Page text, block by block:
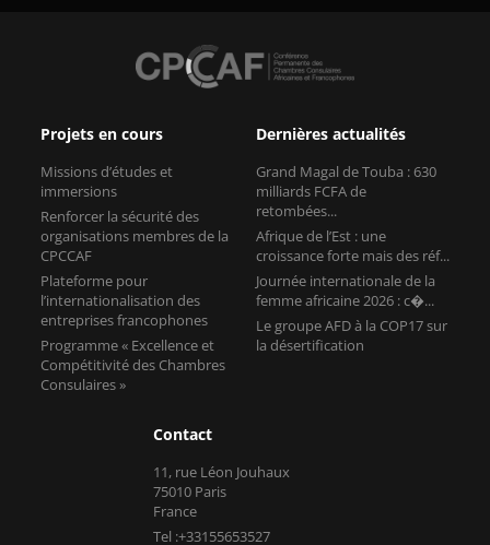
Projets en cours
Missions d’études et
immersions
Renforcer la sécurité des
organisations membres de la
CPCCAF
Plateforme pour
l’internationalisation des
entreprises francophones
Programme « Excellence et
Compétitivité des Chambres
Consulaires »
Dernières actualités
Grand Magal de Touba : 630
milliards FCFA de
retombées...
Afrique de l’Est : une
croissance forte mais des réf...
Journée internationale de la
femme africaine 2026 : c�...
Le groupe AFD à la COP17 sur
la désertification
Contact
11, rue Léon Jouhaux
75010 Paris
France
Tel :+33155653527